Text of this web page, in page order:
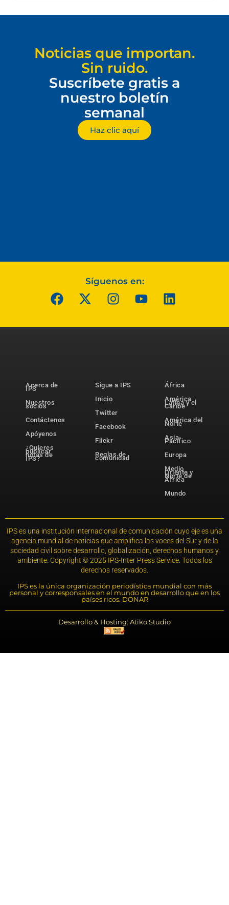
Noticias que importan.
Sin ruido.
Suscríbete gratis a
nuestro boletín
semanal
Haz clic aquí
Síguenos en:
Acerca de
IPS
Nuestros
socios
Contáctenos
Apóyenos
¿Quieres
publicar
notas de
IPS?
Sigue a IPS
Inicio
Twitter
Facebook
Flickr
Reglas de
comunidad
África
América
Latina y el
Caribe
América del
Norte
Asia-
Pacífico
Europa
Medio
Oriente y
Norte de
África
Mundo
IPS es una institución internacional de comunicación cuyo eje es una
agencia mundial de noticias que amplifica las voces del Sur y de la
sociedad civil sobre desarrollo, globalización, derechos humanos y
ambiente. Copyright © 2025 IPS-Inter Press Service. Todos los
derechos reservados.
IPS es la única organización periodística mundial con más
personal y corresponsales en el mundo en desarrollo que en los
países ricos. DONAR
Desarrollo & Hosting: Atiko.Studio